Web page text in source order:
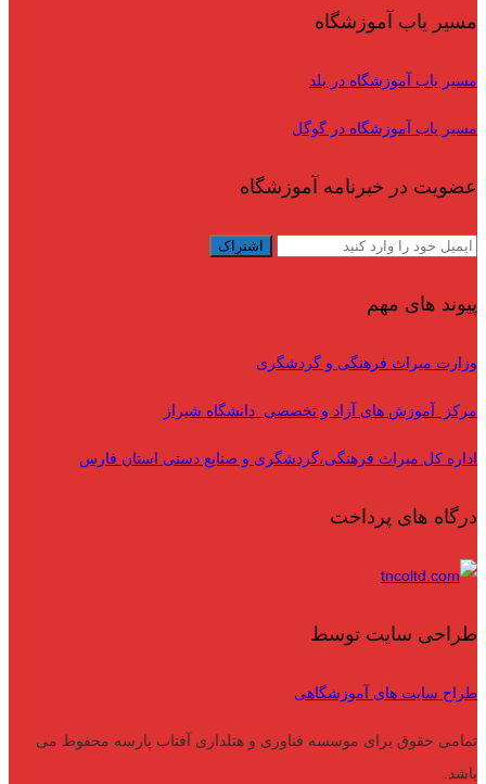
مسیر یاب آموزشگاه
مسیر یاب آموزشگاه در بلد
مسیر یاب آموزشگاه در گوگل
عضویت در خبرنامه آموزشگاه
پیوند های مهم
وزارت میراث فرهنگی و گردشگری
مرکز آموزش های آزاد و تخصصی دانشگاه شیراز
اداره کل میراث فرهنگی،گردشگری و صنایع دستی استان فارس
درگاه های پرداخت
طراحی سایت توسط
طراح سایت های آموزشگاهی
تمامی حقوق برای موسسه فناوری و هتلداری آفتاب پارسه محفوظ می
باشد.